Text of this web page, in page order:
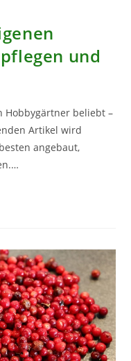
und
Hobbygärtner beliebt –
Artikel wird
angebaut,